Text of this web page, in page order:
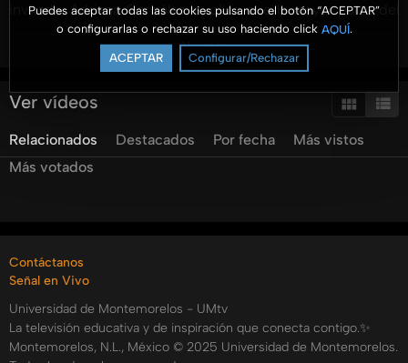
Puedes aceptar todas las cookies pulsando el botón “ACEPTAR”
o configurarlas o rechazar su uso haciendo click AQUÍ.
ACEPTAR Configurar/Rechazar
invitada, Adriana González, explica que la mayor parte del
acné es hereditaria, afectando principalmente a
adolescentes, pero también puede presentarse en
adultos. Se recomienda una buena higiene facial y evitar
tocar las lesiones para prevenir infecciones. Además, el
cuando el acné es severo o deja cicatrices, ya que existen
tratamientos seguros que pueden eliminar el problema.
se sugiere consultar a profesionales para un cuidado
Categorías:
Niños y Jóvenes
Ver más
Ver vídeos
Relacionados Destacados Por fecha
Más vistos
Más votados
Contáctanos
Señal en Vivo
Universidad de Montemorelos - UMtv
La televisión educativa y de inspiración que conecta contigo.✨
Montemorelos, N.L., México © 2025 Universidad de Montemorelos.